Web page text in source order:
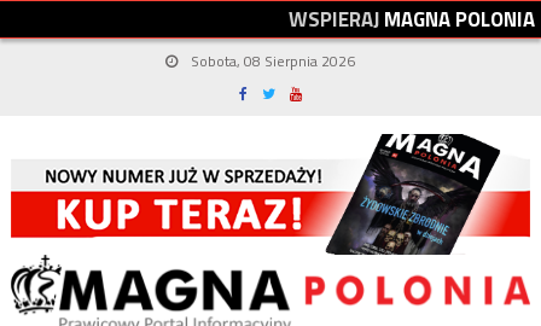
WSPIERAJMAGNAPOLONIA
Sobota, 08 Sierpnia 2026